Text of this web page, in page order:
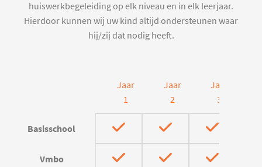
huiswerkbegeleiding op elk niveau en in elk leerjaar.
Hierdoor kunnen wij uw kind altijd ondersteunen waar
hij/zij dat nodig heeft.
Jaar
1
Jaar
2
Jaar
3
Basisschool
Vmbo